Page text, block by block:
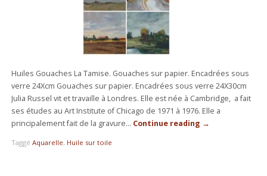
Huiles Gouaches La Tamise. Gouaches sur papier. Encadrées sous
verre 24Xcm Gouaches sur papier. Encadrées sous verre 24X30cm
Julia Russel vit et travaille à Londres. Elle est née à Cambridge, a fait
ses études au Art Institute of Chicago de 1971 à 1976. Elle a
principalement fait de la gravure… Continue reading →
Taggé Aquarelle, Huile sur toile